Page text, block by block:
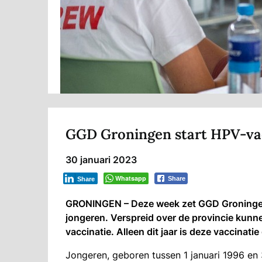
GGD Groningen start HPV-
30 januari 2023
Whatsapp Share
Share
GRONINGEN – Deze week zet GGD
jongeren. Verspreid over de provincie
vaccinatie. Alleen dit jaar is deze
Jongeren, geboren tussen 1 januari 1996